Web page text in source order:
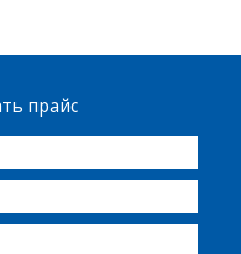
прайс